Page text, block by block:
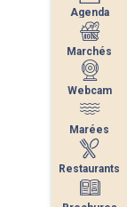
Agenda
Marchés
Webcam
Marées
Restaurants